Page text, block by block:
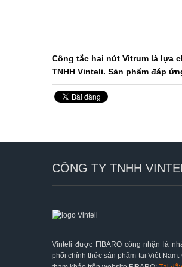
Công tắc hai nút Vitrum là lựa
TNHH Vinteli. Sản phẩm đáp
CÔNG TY TNHH
Vinteli được FIBARO công nhận là
phối chính thức sản phẩm tại Việt Nam.